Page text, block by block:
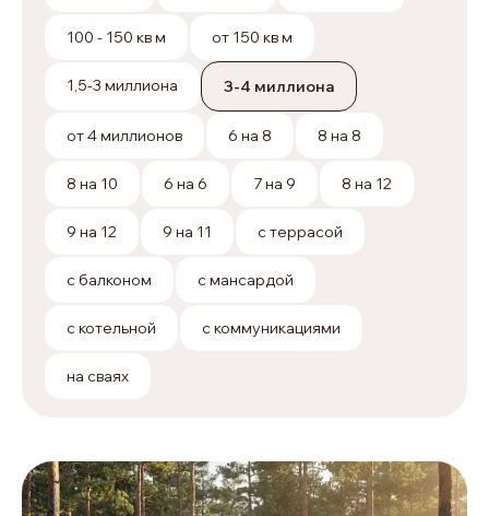
100 - 150 кв м от 150 кв м
1,5-3 миллиона 3-4 миллиона
от 4 миллионов 6 на 8 8 на 8
8 на 10 6 на 6 7 на 9 8 на 12
9 на 12 9 на 11 с террасой
с балконом с мансардой
с котельной с коммуникациями
на сваях